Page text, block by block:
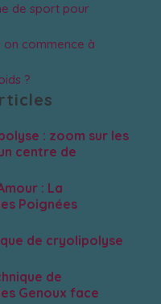
de sport pour
commence à
?
: zoom sur les
centre de
: La
Poignées
de cryolipolyse
de
Genoux face